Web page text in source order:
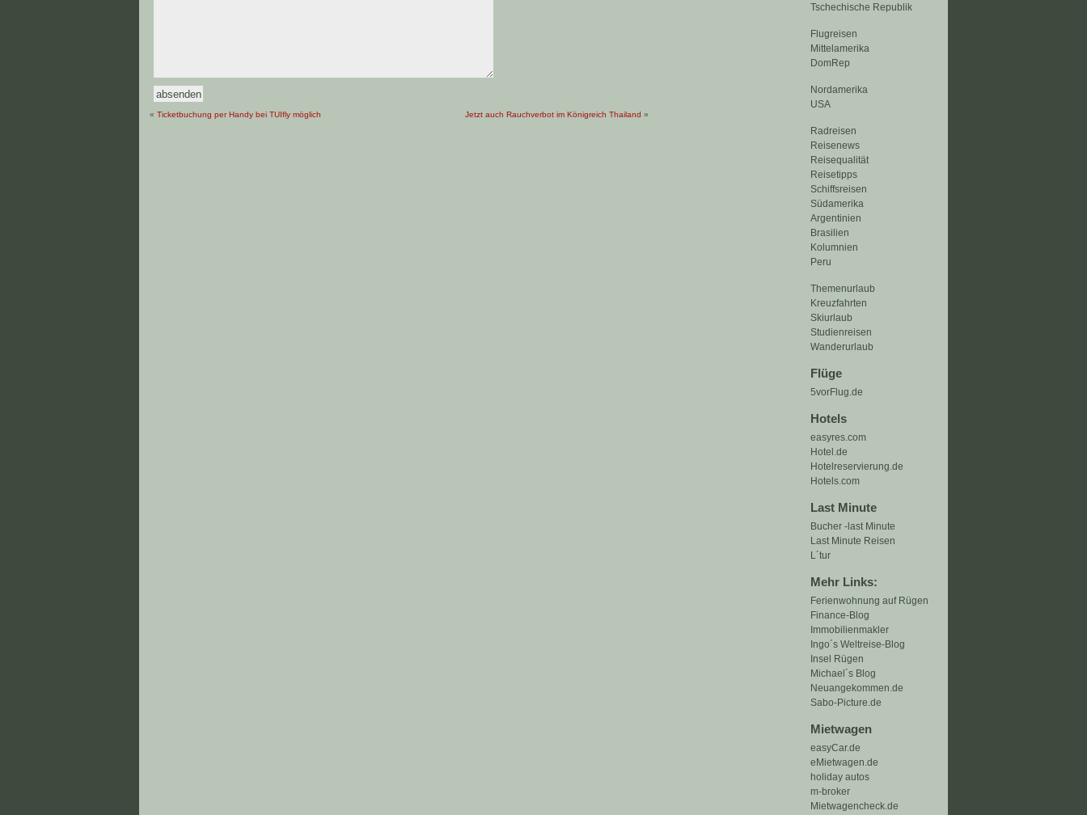
Tschechische Republik
Flugreisen
Mittelamerika
DomRep
Nordamerika
USA
Radreisen
Reisenews
Reisequalität
Reisetipps
Schiffsreisen
Südamerika
Argentinien
Brasilien
Kolumnien
Peru
Themenurlaub
Kreuzfahrten
Skiurlaub
Studienreisen
Wanderurlaub
Flüge
5vorFlug.de
Hotels
easyres.com
Hotel.de
Hotelreservierung.de
Hotels.com
Last Minute
Bucher -last Minute
Last Minute Reisen
L´tur
Mehr Links:
Ferienwohnung auf Rügen
Finance-Blog
Immobilienmakler
Ingo´s Weltreise-Blog
Insel Rügen
Michael´s Blog
Neuangekommen.de
Sabo-Picture.de
Mietwagen
easyCar.de
eMietwagen.de
holiday autos
m-broker
Mietwagencheck.de
Jetzt auch Rauchverbot im Königreich Thailand »
« Ticketbuchung per Handy bei TUIfly möglich